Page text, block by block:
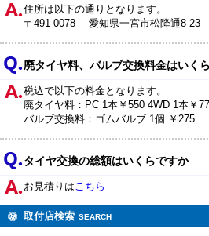
住所は以下の通りとなります。
〒491-0078 愛知県一宮市松降通8-23
廃タイヤ料、バルブ交換料金はいく
税込で以下の料金となります。
廃タイヤ料：PC 1本￥550 4WD 1本￥
バルブ交換料：ゴムバルブ 1個 ￥275
タイヤ交換の総額はいくらですか
お見積りはこちら
取付店検索 SEARCH